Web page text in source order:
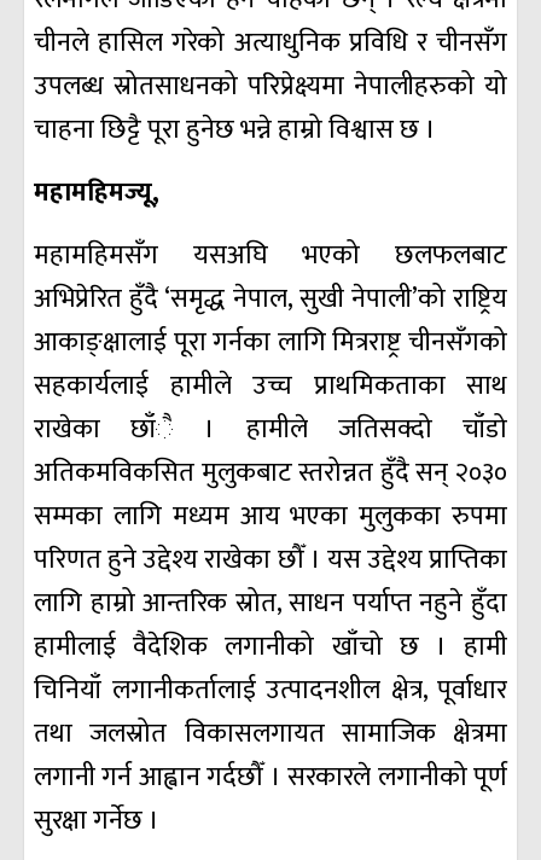
चीनले हासिल गरेको अत्याधुनिक प्रविधि र चीनसँग
उपलब्ध स्रोतसाधनको परिप्रेक्ष्यमा नेपालीहरुको यो
चाहना छिट्टै पूरा हुनेछ भन्ने हाम्रो विश्वास छ ।
महामहिमज्यू,
महामहिमसँग यसअघि भएको छलफलबाट
अभिप्रेरित हुँदै ‘समृद्ध नेपाल, सुखी नेपाली’को राष्ट्रिय
आकाङ्क्षालाई पूरा गर्नका लागि मित्रराष्ट्र चीनसँगको
सहकार्यलाई हामीले उच्च प्राथमिकताका साथ
राखेका छाँै । हामीले जतिसक्दो चाँडो
अतिकमविकसित मुलुकबाट स्तरोन्नत हुँदै सन् २०३०
सम्मका लागि मध्यम आय भएका मुलुकका रुपमा
परिणत हुने उद्देश्य राखेका छौँ । यस उद्देश्य प्राप्तिका
लागि हाम्रो आन्तरिक स्रोत, साधन पर्याप्त नहुने हुँदा
हामीलाई वैदेशिक लगानीको खाँचो छ । हामी
चिनियाँ लगानीकर्तालाई उत्पादनशील क्षेत्र, पूर्वाधार
तथा जलस्रोत विकासलगायत सामाजिक क्षेत्रमा
लगानी गर्न आह्वान गर्दछौँ । सरकारले लगानीको पूर्ण
सुरक्षा गर्नेछ ।